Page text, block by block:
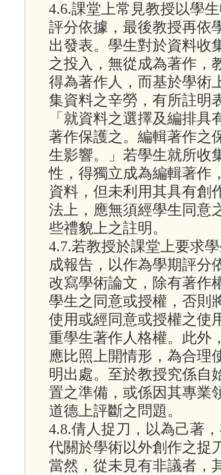
4.6.課堂上常見教授以學
評分依據，最後教授再依
出發表。學生對於資料收
之投入，無從成為著作，
得為著作人，而基於學術
集資料之辛勞，有所註明
「就資料之選擇及編排
著作保護之。編輯著作之
生影響。」若學生就所收
性，得獨立成為編輯著作
資料，但未利用其具有創
法上，應無須經學生同意
些禮貌上之註明。
4.7.若教授於課堂上要求
成報告，以作為學期評分
改寫學術論文，除有著作
學生之同意或授權，否則
使用或經同意或授權之使
重學生著作人格權。此外
應比照上開情形，為合理
明出處。至於教授究係自
置之準備，或係因其專業
道德上評斷之問題。
4.8.倩人捉刀，以為己著
代關於學術以外創作之捉
當然，從未見有非議者，